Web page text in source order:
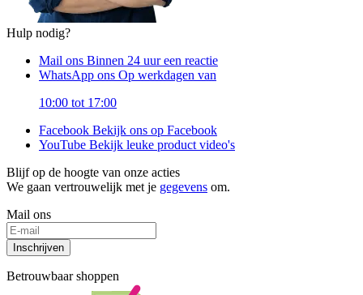
Hulp nodig?
Mail ons Binnen 24 uur een reactie
WhatsApp ons Op werkdagen van
10:00 tot 17:00
Facebook Bekijk ons op Facebook
YouTube Bekijk leuke product video's
Blijf op de hoogte van onze acties
We gaan vertrouwelijk met je gegevens om.
Mail ons
Inschrijven
Betrouwbaar shoppen